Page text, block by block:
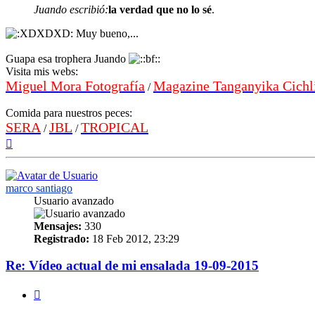
Juando escribió:la verdad que no lo sé.
Muy bueno,...
Guapa esa trophera Juando
Visita mis webs:
Miguel Mora Fotografía /Magazine Tanganyika
Comida para nuestros peces:
SERA /JBL /TROPICAL
marco santiago
Usuario avanzado
Mensajes: 330
Registrado: 18 Feb 2012, 23:29
Re: Vídeo actual de mi ensalada 19-09-2015